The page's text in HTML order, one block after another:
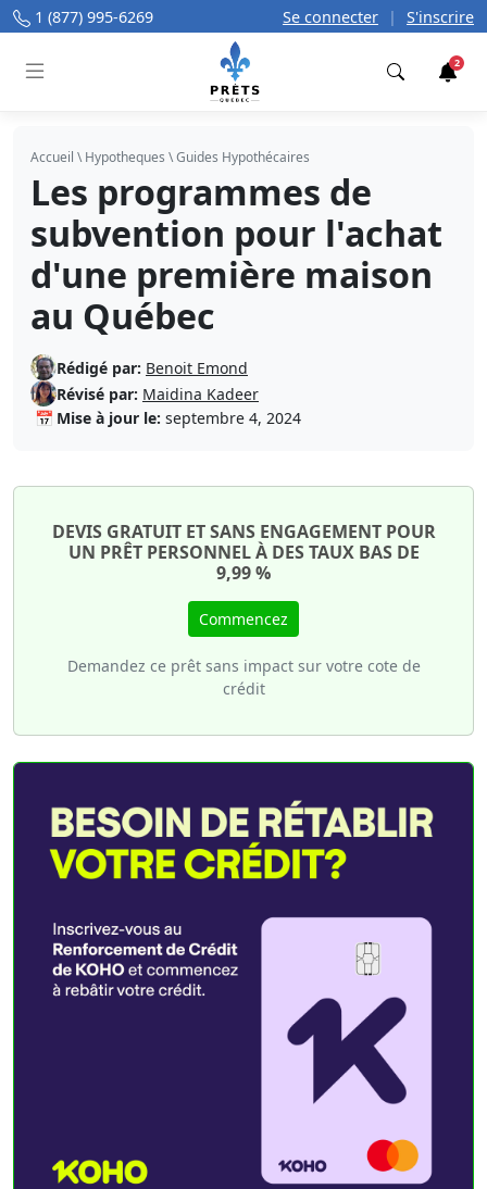
1 (877) 995-6269 Se connecter | S'inscrire
2
Accueil \Hypotheques \Guides Hypothécaires
Les programmes de
subvention pour l'achat
d'une première maison
au Québec
Rédigé par: Benoit Emond
Révisé par: Maidina Kadeer
📅 Mise à jour le: septembre 4, 2024
DEVIS GRATUIT ET SANS ENGAGEMENT POUR
UN PRÊT PERSONNEL À DES TAUX BAS DE
9,99 %
Commencez
Demandez ce prêt sans impact sur votre cote de
crédit